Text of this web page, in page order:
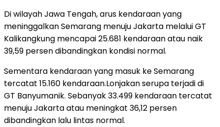
Di wilayah Jawa Tengah, arus kendaraan yang
meninggalkan Semarang menuju Jakarta melalui GT
Kalikangkung mencapai 25.681 kendaraan atau naik
39,59 persen dibandingkan kondisi normal.
Sementara kendaraan yang masuk ke Semarang
tercatat 15.160 kendaraan.Lonjakan serupa terjadi di
GT Banyumanik. Sebanyak 33.499 kendaraan tercatat
menuju Jakarta atau meningkat 36,12 persen
dibandingkan lalu lintas normal.